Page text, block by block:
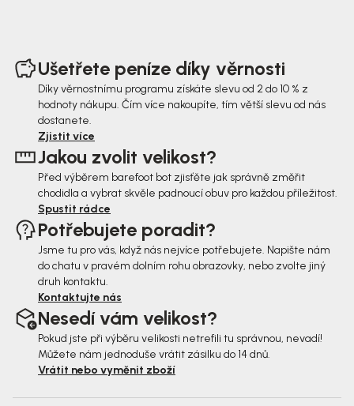
Ušetřete peníze díky věrnosti
Díky věrnostnímu programu získáte slevu od 2 do 10 % z
hodnoty nákupu. Čím více nakoupíte, tím větší slevu od nás
dostanete.
Zjistit více
Jakou zvolit velikost?
Před výběrem barefoot bot zjisťěte jak správně změřit
chodidla a vybrat skvěle padnoucí obuv pro každou příležitost.
Spustit rádce
Potřebujete poradit?
Jsme tu pro vás, když nás nejvíce potřebujete. Napište nám
do chatu v pravém dolním rohu obrazovky, nebo zvolte jiný
druh kontaktu.
Kontaktujte nás
Nesedí vám velikost?
Pokud jste při výběru velikosti netrefili tu správnou, nevadí!
Můžete nám jednoduše vrátit zásilku do 14 dnů.
Vrátit nebo vyměnit zboží